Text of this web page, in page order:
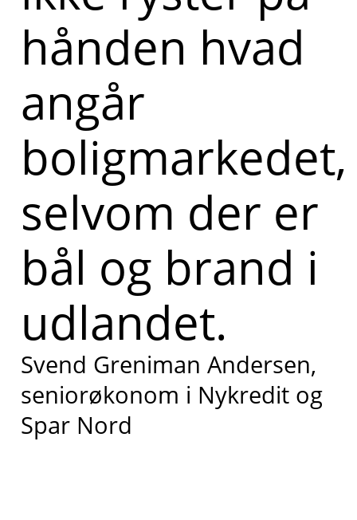
hånden hvad
angår
boligmarkedet,
selvom der er
bål og brand i
udlandet.
Svend Greniman Andersen,
seniorøkonom i Nykredit og
Spar Nord